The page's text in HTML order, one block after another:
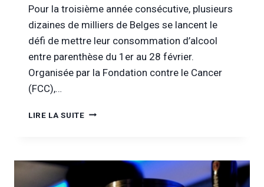
Pour la troisième année consécutive, plusieurs
dizaines de milliers de Belges se lancent le
défi de mettre leur consommation d’alcool
entre parenthèse du 1er au 28 février.
Organisée par la Fondation contre le Cancer
(FCC),…
LIRE LA SUITELA
DÉBUTE